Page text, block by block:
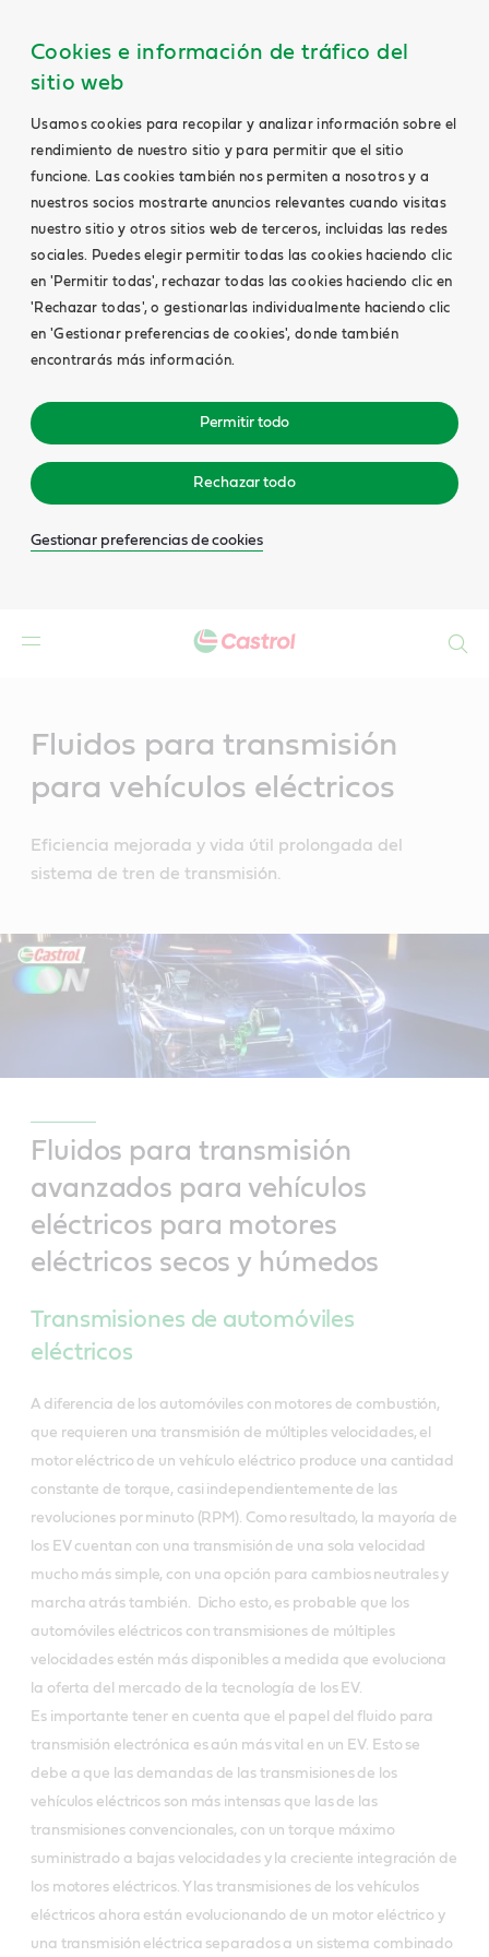
Cookies e información de tráfico del
sitio web
Usamos cookies para recopilar y analizar información sobre el
rendimiento de nuestro sitio y para permitir que el sitio
funcione. Las cookies también nos permiten a nosotros y a
nuestros socios mostrarte anuncios relevantes cuando visitas
nuestro sitio y otros sitios web de terceros, incluidas las redes
sociales. Puedes elegir permitir todas las cookies haciendo clic
en 'Permitir todas', rechazar todas las cookies haciendo clic en
'Rechazar todas', o gestionarlas individualmente haciendo clic
en 'Gestionar preferencias de cookies', donde también
encontrarás más información.
Permitir todo
Rechazar todo
Gestionar preferencias de cookies
Fluidos para transmisión
para vehículos eléctricos
Eficiencia mejorada y vida útil prolongada del
sistema de tren de transmisión.
Fluidos para transmisión
avanzados para vehículos
eléctricos para motores
eléctricos secos y húmedos
Transmisiones de automóviles
eléctricos
A diferencia de los automóviles con motores de combustión,
que requieren una transmisión de múltiples velocidades, el
motor eléctrico de un vehículo eléctrico produce una cantidad
constante de torque, casi independientemente de las
revoluciones por minuto (RPM). Como resultado, la mayoría de
los EV cuentan con una transmisión de una sola velocidad
mucho más simple, con una opción para cambios neutrales y
marcha atrás también. Dicho esto, es probable que los
automóviles eléctricos con transmisiones de múltiples
velocidades estén más disponibles a medida que evoluciona
la oferta del mercado de la tecnología de los EV.
Es importante tener en cuenta que el papel del fluido para
transmisión electrónica es aún más vital en un EV. Esto se
debe a que las demandas de las transmisiones de los
vehículos eléctricos son más intensas que las de las
transmisiones convencionales, con un torque máximo
suministrado a bajas velocidades y la creciente integración de
los motores eléctricos. Y las transmisiones de los vehículos
eléctricos ahora están evolucionando de un motor eléctrico y
una transmisión eléctrica separados a un sistema combinado